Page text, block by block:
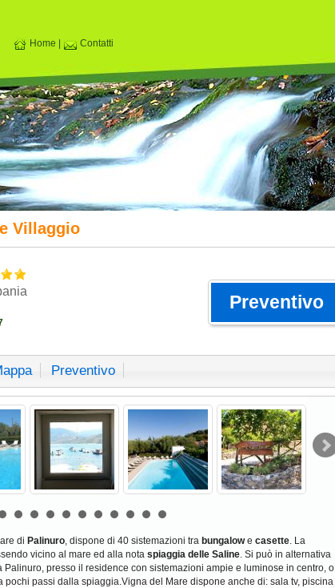
Home Contatti
Villaggio
Preventivo
Preventivo
di Palinuro, dispone di 40 sistemazioni tra bungalowe casette. La
vicino al mare ed alla nota spiaggia delle Saline. Si può in alternativa
presso il residence con sistemazioni ampie e luminose in centro, o
passi dalla spiaggia.Vigna del Mare dispone anche di: sala tv, piscina